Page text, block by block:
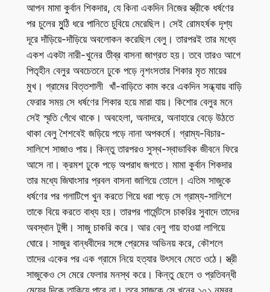
আপন মামা কুর্বান শিকদার, যে কিনা একদিন নিজের স্ত্রীকে ধর্ষণের
পর চুলের মুুঠি ধরে পানিতে চুবিয়ে মেরেছিল। সেই রোমহর্ষক দৃশ্য
দূরে দাঁড়িয়ে-দাঁড়িয়ে অবলোকন করেছিল বেলু। তারপরই তার মধ্যে
একশ একটা নারী-খুনের তীব্র বাসনা জাগ্রত হয়। তবে তারও আগে
পিতৃহীন বেলুর অবচেতনে ঢুকে পড়ে নৃশংসতার শিকার মৃত মায়ের
মুখ। গ্রামের বিত্তশালী খাঁ-বাড়িতে কাম করে একদিন সন্ধ্যায় বাড়ি
ফেরার সময় সে ধর্ষণের শিকার হয়ে মারা যায়। কিশোর বেলুর মনে
সেই স্মৃতি গেঁথে থাকে। অবহেলা, অনাদরে, অনাহারে বেড়ে উঠতে
থাকা বেলু শৈশবেই জড়িয়ে পড়ে নানা অপকর্মে। গ্রাম্য-বিচার-
সালিশে সাজাও পায়। কিন্তু তারপরও সুস্থ-স্বাভাবিক জীবনে ফিরে
আসে না। ক্রমশ ঢুকে পড়ে অপরাধ জগতে। মামা কুর্বান শিকদার
তার মধ্যে জিঘাংসার প্রবল বাসনা জাগিয়ে তোলে। এতিম সাজুকে
ধর্ষণের পর গলাটিপে খুন করতে গিয়ে ধরা পড়ে সে গ্রাম্য-সালিশে
তাকে বিয়ে করতে বাধ্য হয়। তারপর গার্মেন্টসে চাকরির সুবাদে তাদের
অবস্থান টুঙ্গী। সাজু চাকরি করে। আর বেলু গায় হাওয়া লাগিয়ে
ঘোরে। সাজুর বান্ধবীদের সঙ্গে প্রেমের অভিনয় করে, কৌশলে
তাদের একের পর এক গ্রামে নিয়ে হত্যার উৎসবে মেতে ওঠে। স্ত্রী
সাজুকেও সে মেরে ফেলার মনস্থ করে। কিন্তু ছেলে ও প্রতিবন্ধী